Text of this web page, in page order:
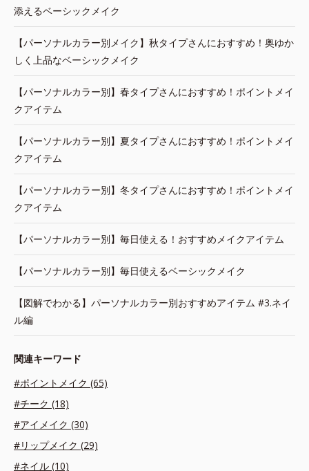
添えるベーシックメイク
【パーソナルカラー別メイク】秋タイプさんにおすすめ！奥ゆか
しく上品なベーシックメイク
【パーソナルカラー別】春タイプさんにおすすめ！ポイントメイ
クアイテム
【パーソナルカラー別】夏タイプさんにおすすめ！ポイントメイ
クアイテム
【パーソナルカラー別】冬タイプさんにおすすめ！ポイントメイ
クアイテム
【パーソナルカラー別】毎日使える！おすすめメイクアイテム
【パーソナルカラー別】毎日使えるベーシックメイク
【図解でわかる】パーソナルカラー別おすすめアイテム #3.ネイ
ル編
関連キーワード
#ポイントメイク (65)
#チーク (18)
#アイメイク (30)
#リップメイク (29)
#ネイル (10)